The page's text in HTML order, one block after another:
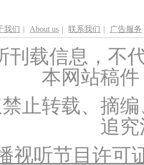
我们 | About us | 联系我们 | 广告服务
刊载信息，不
本网站稿
止转载、摘
追
视听节目许可